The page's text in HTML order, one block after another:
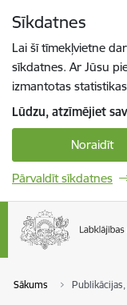
Sīkdatnes
Lai šī tīmekļvietne
sīkdatnes. Ar Jūsu
izmantotas
Lūdzu, atzīmējiet
Noraidīt
Pārvaldīt sīkdatnes
Sākums